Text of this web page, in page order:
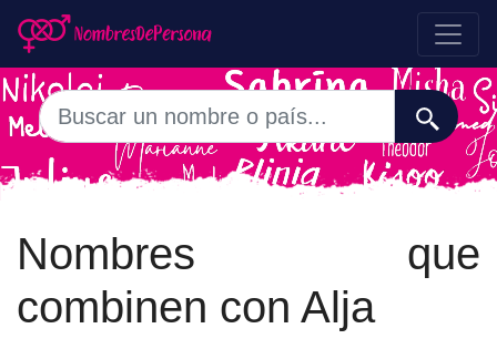
Nombres que
combinen con Alja